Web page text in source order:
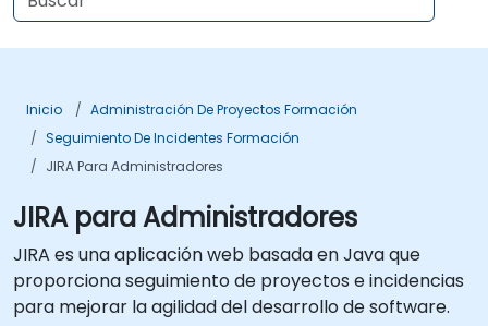
Inicio
Administración De Proyectos Formación
Seguimiento De Incidentes Formación
JIRA Para Administradores
JIRA para Administradores
JIRA es una aplicación web basada en Java que
proporciona seguimiento de proyectos e incidencias
para mejorar la agilidad del desarrollo de software.